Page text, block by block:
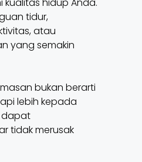
tidur,
atau
yang semakin
bukan berarti
lebih kepada
dapat
tidak merusak